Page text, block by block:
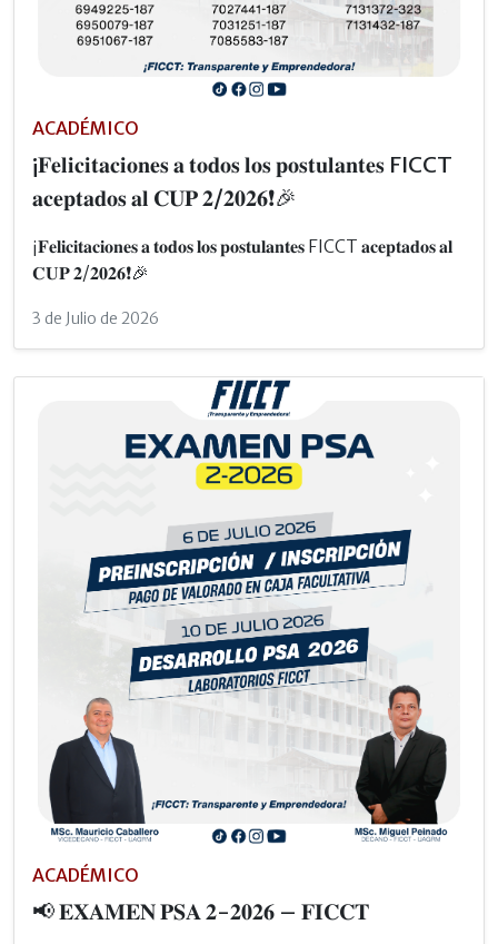
ACADÉMICO
¡𝐅𝐞𝐥𝐢𝐜𝐢𝐭𝐚𝐜𝐢𝐨𝐧𝐞𝐬 𝐚 𝐭𝐨𝐝𝐨𝐬 𝐥𝐨𝐬 𝐩𝐨𝐬𝐭𝐮𝐥𝐚𝐧𝐭𝐞𝐬 FICCT
𝐚𝐜𝐞𝐩𝐭𝐚𝐝𝐨𝐬 𝐚𝐥 𝐂𝐔𝐏 𝟐/𝟐𝟎𝟐𝟔❗🎉
¡𝐅𝐞𝐥𝐢𝐜𝐢𝐭𝐚𝐜𝐢𝐨𝐧𝐞𝐬 𝐚 𝐭𝐨𝐝𝐨𝐬 𝐥𝐨𝐬 𝐩𝐨𝐬𝐭𝐮𝐥𝐚𝐧𝐭𝐞𝐬 FICCT 𝐚𝐜𝐞𝐩𝐭𝐚𝐝𝐨𝐬 𝐚𝐥
𝐂𝐔𝐏 𝟐/𝟐𝟎𝟐𝟔❗🎉
3 de Julio de 2026
ACADÉMICO
📢 𝐄𝐗𝐀𝐌𝐄𝐍 𝐏𝐒𝐀 𝟐-𝟐𝟎𝟐𝟔 – 𝐅𝐈𝐂𝐂𝐓